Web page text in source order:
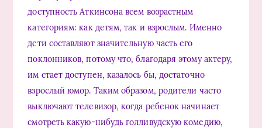
доступность Аткинсона всем возрастным
категориям: как детям, так и взрослым. Именно
дети составляют значительную часть его
поклонников, потому что, благодаря этому актеру,
им стает доступен, казалось бы, достаточно
взрослый юмор. Таким образом, родители часто
выключают телевизор, когда ребенок начинает
смотреть какую-нибудь голливудскую комедию,